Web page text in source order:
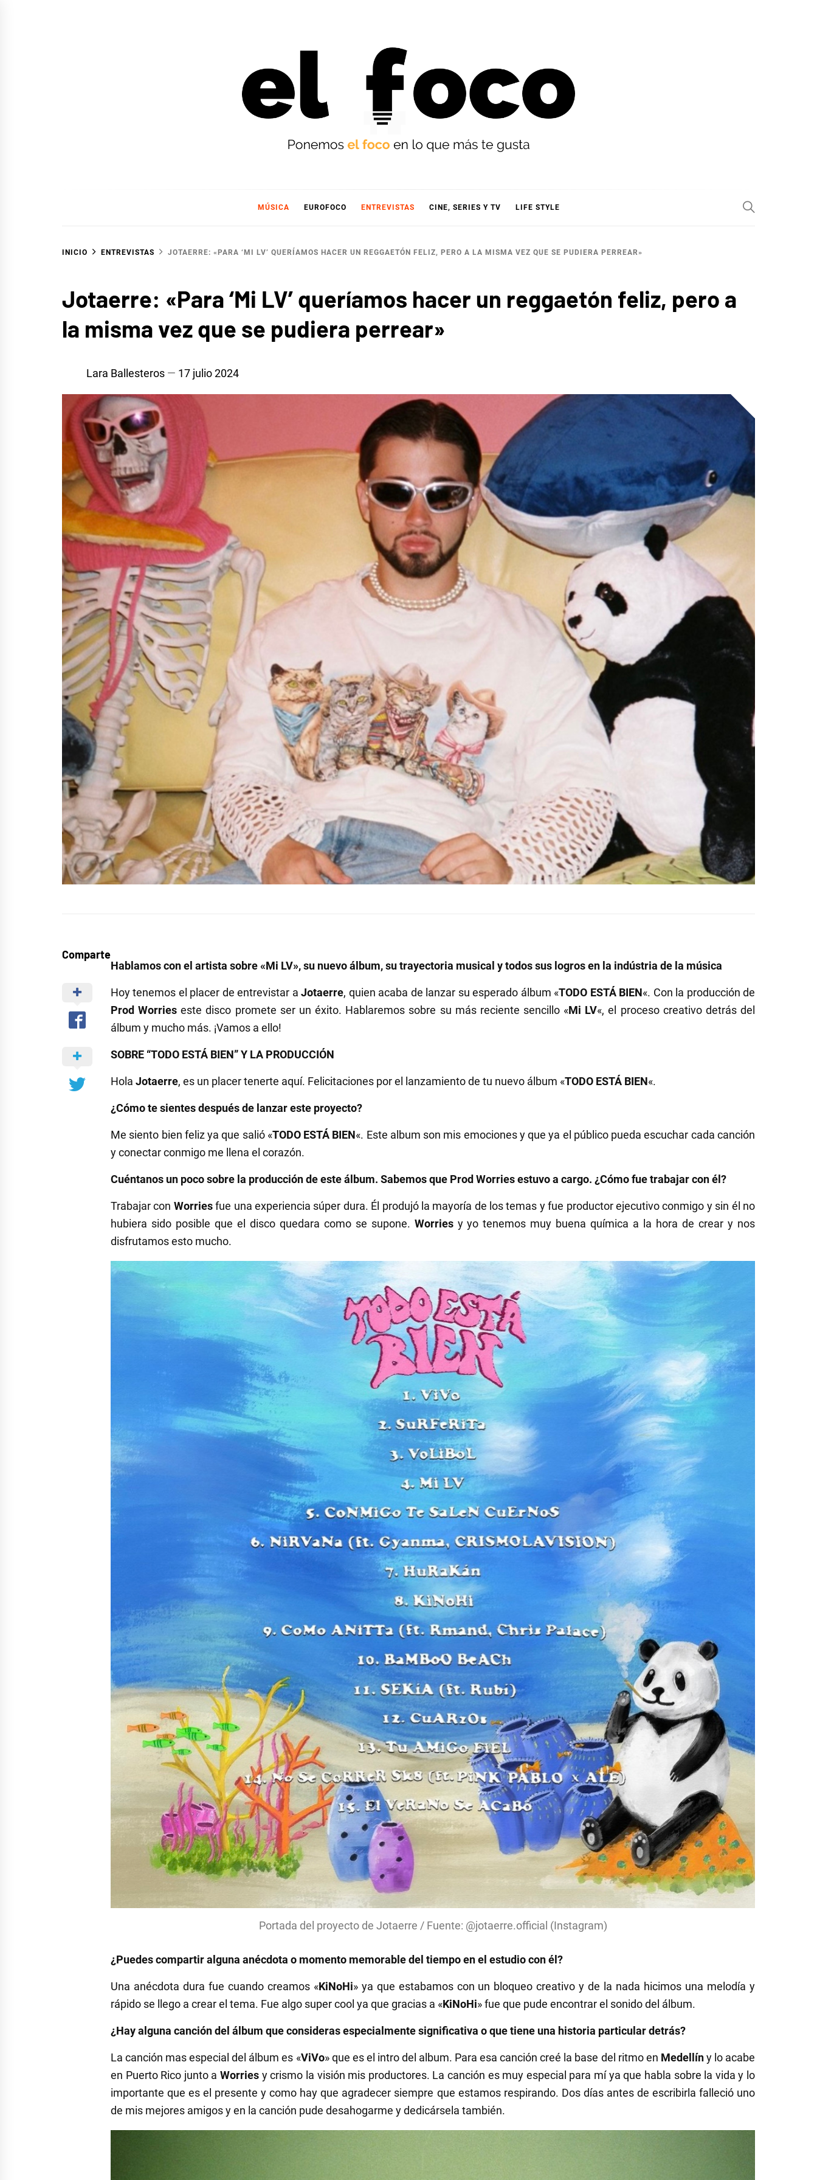
EL FOCO
MÚSICA EUROFOCO ENTREVISTAS CINE, SERIES Y TV LIFE STYLE
INICIO ENTREVISTAS JOTAERRE: «PARA ‘MI LV’ QUERÍAMOS HACER UN REGGAETÓN FELIZ, PERO A LA MISMA VEZ QUE SE PUDIERA PERREAR»
MÚSICA
Jotaerre: «Para ‘Mi LV’ queríamos hacer un reggaetón feliz, pero a
la misma vez que se pudiera perrear»
Lara Ballesteros 17 julio 2024
Comparte
Hablamos con el artista sobre «Mi LV», su nuevo álbum, su trayectoria musical y todos sus logros en la indústria de la música
Hoy tenemos el placer de entrevistar aJotaerre, quien acaba de lanzar su esperado álbum «TODO ESTÁ BIEN«. Con la producción de
Prod Worries este disco promete ser un éxito. Hablaremos sobre su más reciente sencillo «Mi LV«, el proceso creativo detrás del
álbum y mucho más. ¡Vamos a ello!
SOBRE “TODO ESTÁ BIEN” Y LA PRODUCCIÓN
Hola Jotaerre, es un placer tenerte aquí. Felicitaciones por el lanzamiento de tu nuevo álbum «TODO ESTÁ BIEN«.
¿Cómo te sientes después de lanzar este proyecto?
Me siento bien feliz ya que salió «TODO ESTÁ BIEN«. Este album son mis emociones y que ya el público pueda escuchar cada canción
y conectar conmigo me llena el corazón.
Cuéntanos un poco sobre la producción de este álbum. Sabemos que Prod Worries estuvo a cargo. ¿Cómo fue trabajar con él?
Trabajar con Worriesfue una experiencia súper dura. Él produjó la mayoría de los temas y fue productor ejecutivo conmigo y sin él no
hubiera sido posible que el disco quedara como se supone. Worriesy yo tenemos muy buena química a la hora de crear y nos
disfrutamos esto mucho.
Portada del proyecto de Jotaerre / Fuente: @jotaerre.official (Instagram)
¿Puedes compartir alguna anécdota o momento memorable del tiempo en el estudio con él?
Una anécdota dura fue cuando creamos «KiNoHi» ya que estabamos con un bloqueo creativo y de la nada hicimos una melodía y
rápido se llego a crear el tema. Fue algo super cool ya que gracias a «KiNoHi» fue que pude encontrar el sonido del álbum.
¿Hay alguna canción del álbum que consideras especialmente significativa o que tiene una historia particular detrás?
La canción mas especial del álbum es «ViVo» que es el intro del album. Para esa canción creé la base del ritmo en Medellíny lo acabe
en Puerto Rico junto aWorries y crismo la visión mis productores. La canción es muy especial para mí ya que habla sobre la vida y lo
importante que es el presente y como hay que agradecer siempre que estamos respirando. Dos días antes de escribirla falleció uno
de mis mejores amigos y en la canción pude desahogarme y dedicársela también.